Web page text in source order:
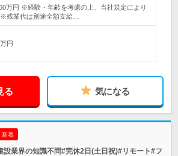
万円 ※経験・年齢を考慮の上、当社規定により
残業代は別途全額支給…
円
る 気になる
新着
設業界の知識不問#完休2日(土日祝)#リモート#フ